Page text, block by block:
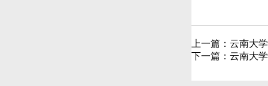
上一篇： 云南大
下一篇： 云南大